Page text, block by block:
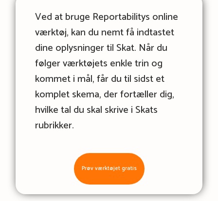
Ved at bruge Reportabilitys online
værktøj, kan du nemt få indtastet
dine oplysninger til Skat. Når du
følger værktøjets enkle trin og
kommet i mål, får du til sidst et
komplet skema, der fortæller dig,
hvilke tal du skal skrive i Skats
rubrikker.
Prøv værktøjet gratis